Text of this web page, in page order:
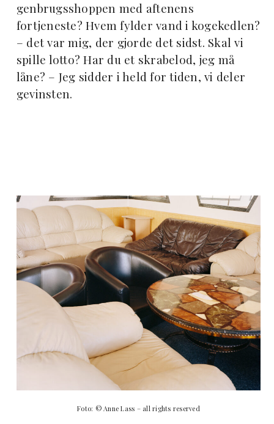
genbrugsshoppen med aftenens
fortjeneste? Hvem fylder vand i kogekedlen?
– det var mig, der gjorde det sidst. Skal vi
spille lotto? Har du et skrabelod, jeg må
låne? – Jeg sidder i held for tiden, vi deler
gevinsten.
Foto: © Anne Lass – all rights reserved